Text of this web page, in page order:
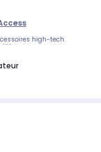
high-tech.